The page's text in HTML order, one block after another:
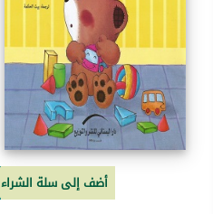
أضف إلى سلة الشراء